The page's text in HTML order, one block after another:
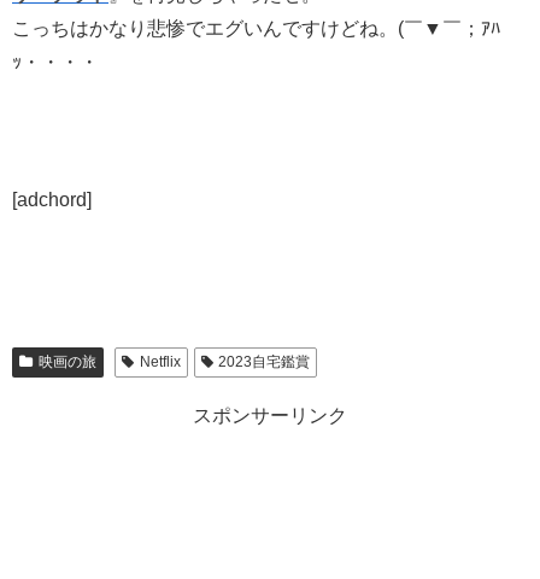
こっちはかなり悲惨でエグいんですけどね。(￣▼￣；ｱﾊ
ｯ・・・・
[adchord]
映画の旅 Netflix 2023自宅鑑賞
スポンサーリンク